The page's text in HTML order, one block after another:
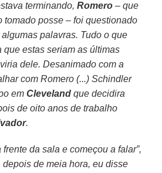
terminando,Romero – que
tomado posse – foi questionado
palavras. Tudo o que
que estas seriam as últimas
dele. Desanimado com a
com Romero (...) Schindler
emCleveland que decidira
de oito anos de trabalho
.
frente da sala e começou a falar”,
depois de meia hora, eu disse